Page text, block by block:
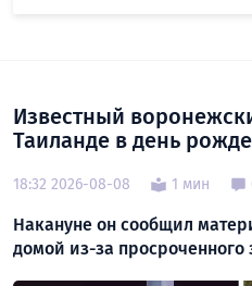
Известный
Таиланде в день
18:32 2026-08-08 1 мин
Накануне он сообщил
домой из-за просроченного